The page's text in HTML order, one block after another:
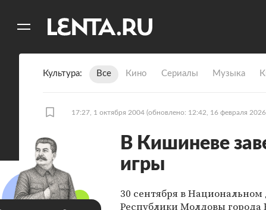
Культура Все Кино Сериалы Музыка
17:27, 1 октября 2004 (обновлено: 12:42, 16 февраля
В Кишиневе
игры
30 сентября в Национальном
Республики Молдовы